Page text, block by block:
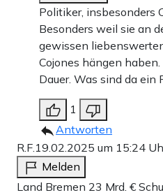
Politiker, insbesonders
Besonders weil sie an
gewissen
Cojones hängen
Dauer. Was sind da ein
1
Antworten
R.F.19.02.2025 um 15:24
Melden
Land Bremen 23 Mrd. €